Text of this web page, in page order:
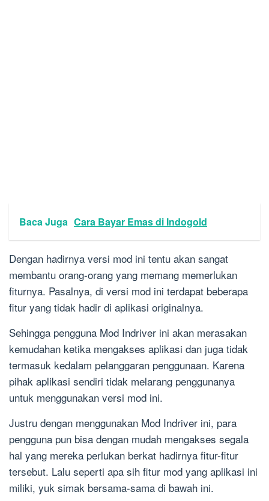
Baca Juga Cara Bayar Emas di Indogold
Dengan hadirnya versi mod ini tentu akan sangat
membantu orang-orang yang memang memerlukan
fiturnya. Pasalnya, di versi mod ini terdapat beberapa
fitur yang tidak hadir di aplikasi originalnya.
Sehingga pengguna Mod Indriver ini akan merasakan
kemudahan ketika mengakses aplikasi dan juga tidak
termasuk kedalam pelanggaran penggunaan. Karena
pihak aplikasi sendiri tidak melarang penggunanya
untuk menggunakan versi mod ini.
Justru dengan menggunakan Mod Indriver ini, para
pengguna pun bisa dengan mudah mengakses segala
hal yang mereka perlukan berkat hadirnya fitur-fitur
tersebut. Lalu seperti apa sih fitur mod yang aplikasi ini
miliki, yuk simak bersama-sama di bawah ini.